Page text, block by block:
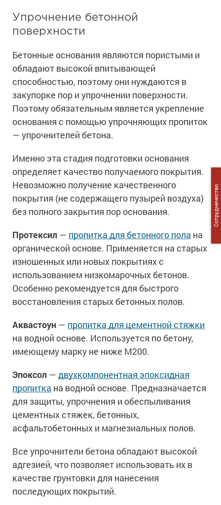
Упрочнение бетонной
поверхности
Бетонные основания являются пористыми и
обладают высокой впитывающей
способностью, поэтому они нуждаются в
закупорке пор и упрочнении поверхности.
Поэтому обязательным является укрепление
основания с помощью упрочняющих пропиток
— упрочнителей бетона.
Именно эта стадия подготовки основания
определяет качество получаемого покрытия.
Невозможно получение качественного
покрытия (не содержащего пузырей воздуха)
без полного закрытия пор основания.
Протексил — пропитка для бетонного пола на
органической основе. Применяется на старых
изношенных или новых покрытиях с
использованием низкомарочных бетонов.
Особенно рекомендуется для быстрого
восстановления старых бетонных полов.
Аквастоун — пропитка для цементной стяжки
на водной основе. Используется по бетону,
имеющему марку не ниже М200.
Эпоксол — двухкомпонентная эпоксидная
пропитка на водной основе. Предназначается
для защиты, упрочнения и обеспыливания
цементных стяжек, бетонных,
асфальтобетонных и магнезиальных полов.
Все упрочнители бетона обладают высокой
адгезией, что позволяет использовать их в
качестве грунтовки для нанесения
последующих покрытий.
Сотрудничество